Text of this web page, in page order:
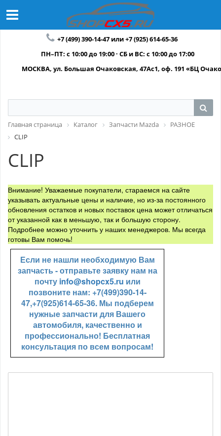
+7 (499) 390-14-47 или +7 (925) 614-65-36
ПН–ПТ: с 10:00 до 19:00 · СБ и ВС: с 10:00 до 17:00
МОСКВА, ул. Большая Очаковская, 47Ас1, оф. 191 «БЦ
Главная страница Каталог Запчасти Mazda
РАЗНОЕ
CLIP
CLIP
Внимание! Уважаемые покупатели, стараемся на сайте
указывать актуальные цены и наличие, но из-за постоянного
обновления остатков и новых поставок цена может отличаться
от указанной как в меньшую, так и большую сторону.
Подробнее можно уточнить у наших менеджеров. Мы всегда
готовы Вам помочь!
Если не нашли необходимую Вам
запчасть - отправьте заявку нам на
почту info@shopcx5.ru или
позвоните нам: +7(499)390-14-
47,+7(925)614-65-36. Мы подберем
нужные запчасти для Вашего
автомобиля, качественно и
профессионально! Бесплатная
консультация по всем вопросам!